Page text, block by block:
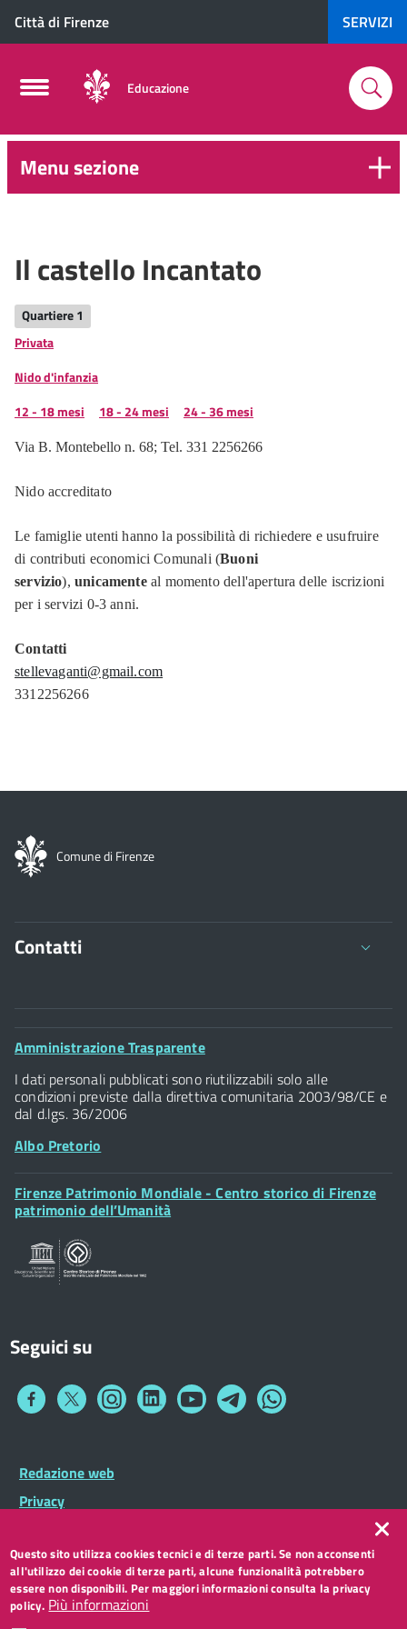
Città di Firenze SERVIZI
Educazione
0-Menu sezione
Il castello Incantato
Quartiere 1
Privata
Nido d'infanzia
12 - 18 mesi
18 - 24 mesi 24 - 36 mesi
Via B. Montebello n. 68; Tel. 331 2256266
Nido accreditato
Le famiglie utenti hanno la possibilità di richiedere e usufruire
di contributi economici Comunali (Buoni
servizio), unicamenteal momento dell'apertura delle iscrizioni
per i servizi 0-3 anni.
Contatti
stellevaganti@gmail.com
3312256266
Comune di Firenze
Contatti
Comune di Firenze
Palazzo Vecchio
Piazza della Signoria - 50122, Firenze
P.IVA 01307110484
Posta Elettronica Certificata
Footer
Amministrazione Trasparente
I dati personali pubblicati sono riutilizzabili solo alle
condizioni previste dalla direttiva comunitaria 2003/98/CE e
dal d.lgs. 36/2006
Albo Pretorio
Footer
Widget
Firenze Patrimonio Mondiale - Centro storico di Firenze
patrimonio dell’Umanità
Seguici su
Collegamento
Collegamento
a
Collegamento
a
Collegamento
a
Collegamento
a
Collegamento
a
Collegamento
a
Footer
Widget
Footer
menu
Redazione web
Privacy
Accessibilità
CC BY 3.0 IT
Questo sito utilizza cookies tecnici e di terze parti. Se non acconsenti
all'utilizzo dei cookie di terze parti, alcune funzionalità potrebbero
essere non disponibili. Per maggiori informazioni consulta la privacy
policy. Più informazioni